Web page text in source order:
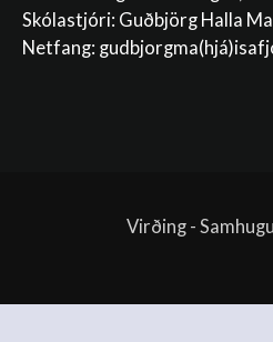
Skólastjóri: Guðbjörg Halla
Netfang:
Virðing -